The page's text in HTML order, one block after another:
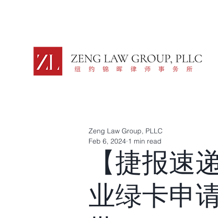
【捷报速
业绿卡申
Zeng Law Group, PLLC
Feb 6, 2024 1 min read